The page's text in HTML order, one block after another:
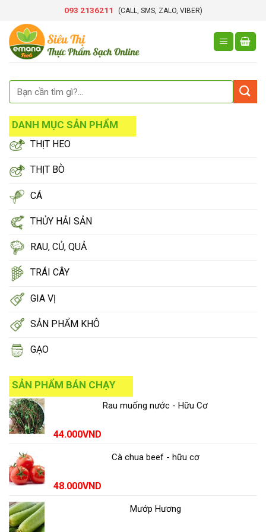
content
093 2136211 (CALL, SMS, ZALO, VIBER)
DANH MỤC SẢN PHẨM
THỊT HEO
THỊT BÒ
CÁ
THỦY HẢI SẢN
RAU, CỦ, QUẢ
TRÁI CÂY
GIA VỊ
SẢN PHẨM KHÔ
GẠO
SẢN PHẨM BÁN CHẠY
Rau muống nước - Hữu Cơ
44.000VND
Cà chua beef - hữu cơ
48.000VND
Mướp Hương